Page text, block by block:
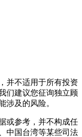
并不适用于所有投资
们建议您征询独立顾
涉及的风险。
或参考，并不构成任
中国台湾等某些司法